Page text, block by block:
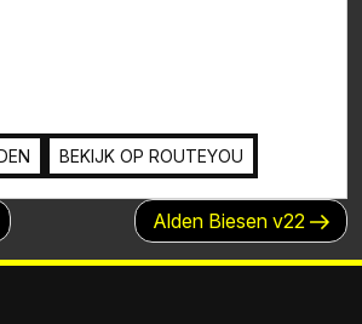
BEKIJK OP ROUTEYOU
Volgend
bericht
Alden Biesen v22